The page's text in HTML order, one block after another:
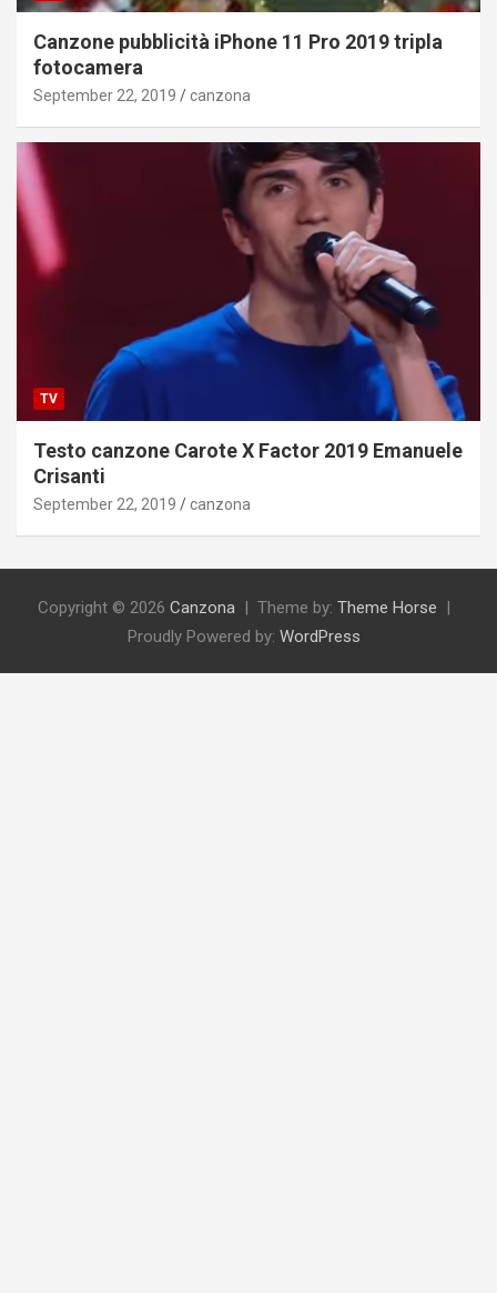
Canzone pubblicità iPhone 11 Pro 2019 tripla
fotocamera
September 22, 2019 canzona
TV
Testo canzone Carote X Factor 2019 Emanuele
Crisanti
September 22, 2019 canzona
Copyright © 2026 Canzona Theme by: Theme Horse
Proudly Powered by: WordPress